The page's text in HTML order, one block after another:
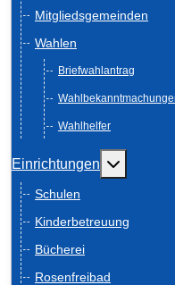
Mitgliedsgemeinden
Wahlen
Briefwahlantrag
Wahlhelfer
Einrichtungen Weitere
Schulen
Kinderbetreuung
Bücherei
Rosenfreibad